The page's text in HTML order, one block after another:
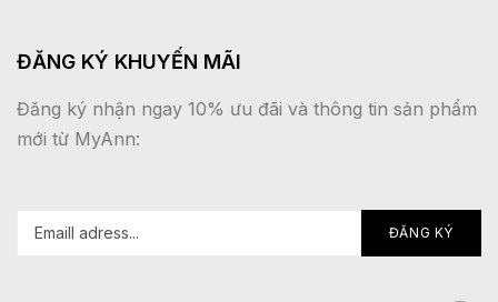
ĐĂNG KÝ KHUYẾN MÃI
Đăng ký nhận ngay 10% ưu đãi và thông tin sản phẩm
mới từ MyAnn: